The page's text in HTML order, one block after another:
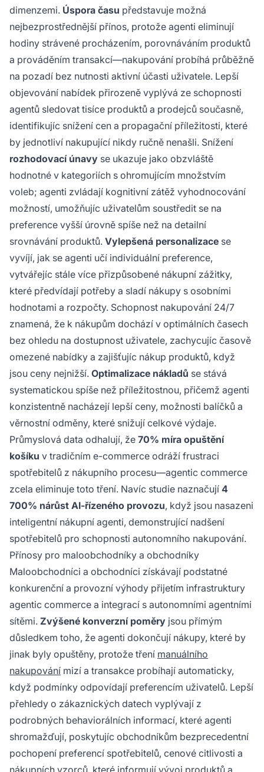
dimenzemi. Úspora času představuje možná
nejbezprostřednější přínos, protože agenti eliminují
hodiny strávené procházením, porovnáváním produktů
a prováděním transakcí—nakupování probíhá průběžně
na pozadí bez nutnosti aktivní účasti uživatele. Lepší
objevování nabídek přirozeně vyplývá ze schopnosti
agentů sledovat tisíce produktů a prodejců současně,
identifikujíc snížení cen a propagační příležitosti, které
by jednotliví nakupující nikdy ručně nenašli. Snížení
rozhodovací únavy se ukazuje jako obzvláště
hodnotné v kategoriích s ohromujícím množstvím
voleb; agenti zvládají kognitivní zátěž vyhodnocování
možností, umožňujíc uživatelům soustředit se na
preference vyšší úrovně spíše než na detailní
srovnávání produktů. Vylepšená personalizace se
vyvíjí, jak se agenti učí individuální preference,
vytvářejíc stále více přizpůsobené nákupní zážitky,
které předvídají potřeby a sladí nákupy s osobními
hodnotami a rozpočty. Schopnost nakupování 24/7
znamená, že k nákupům dochází v optimálních časech
bez ohledu na dostupnost uživatele, zachycujíc časově
omezené nabídky a zajišťujíc nákup produktů, když
jsou ceny nejnižší. Optimalizace nákladů se stává
systematickou spíše než příležitostnou, přičemž agenti
konzistentně nacházejí lepší ceny, možnosti balíčků a
věrnostní odměny, které snižují celkové výdaje.
Průmyslová data odhalují, že 70% míra opuštění
košíku v tradičním e-commerce odráží frustraci
spotřebitelů z nákupního procesu—agentic commerce
zcela eliminuje toto tření. Navíc studie naznačují 4
700% nárůst AI-řízeného provozu, když jsou nasazeni
inteligentní nákupní agenti, demonstrující nadšení
spotřebitelů pro schopnosti autonomního nakupování.
Přínosy pro maloobchodníky a obchodníky
Maloobchodníci a obchodníci získávají podstatné
konkurenční a provozní výhody přijetím infrastruktury
agentic commerce a integrací s autonomními agentními
sítěmi. Zvýšené konverzní poměry jsou přímým
důsledkem toho, že agenti dokončují nákupy, které by
jinak byly opuštěny, protože tření manuálního
nakupování mizí a transakce probíhají automaticky,
když podmínky odpovídají preferencím uživatelů. Lepší
přehledy o zákaznických datech vyplývají z
podrobných behaviorálních informací, které agenti
shromažďují, poskytujíc obchodníkům bezprecedentní
pochopení preferencí spotřebitelů, cenové citlivosti a
nákupních vzorců, které informují vývoj produktů a